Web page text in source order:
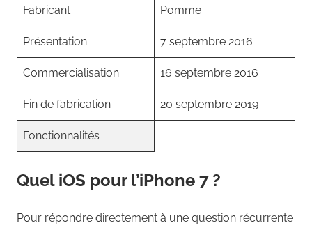
Fabricant Pomme
Présentation 7 septembre 2016
Commercialisation 16 septembre 2016
Fin de fabrication 20 septembre 2019
Fonctionnalités
Quel iOS pour l’iPhone 7 ?
Pour répondre directement à une question récurrente